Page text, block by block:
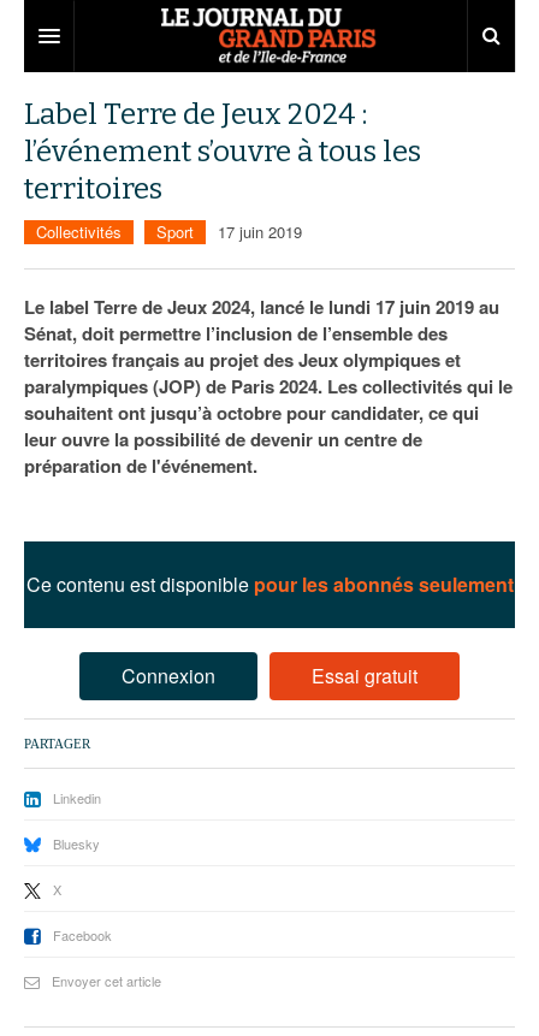
Territoires
Aménagement
Collectivités
Services urbains
Entreprises
Développement économique
Attractivité
Innovation
Transport
Départements
77
78
91
93
94
Nominations
Portraits
Agenda
Les Assises du Grand Paris
Éditions précédentes
Le podcast
Ecouter les épisodes
Label Terre de Jeux 2024 :
l’événement s’ouvre à tous les
territoires
Collectivités Sport 17 juin 2019
Le label Terre de Jeux 2024, lancé le lundi 17 juin 2019 au
Sénat, doit permettre l’inclusion de l’ensemble des
territoires français au projet des Jeux olympiques et
paralympiques (JOP) de Paris 2024. Les collectivités qui le
souhaitent ont jusqu’à octobre pour candidater, ce qui
leur ouvre la possibilité de devenir un centre de
préparation de l'événement.
Ce contenu est disponible pour les abonnés seulement
Connexion Essai gratuit
PARTAGER
Linkedin
Bluesky
X
Facebook
Envoyer cet article